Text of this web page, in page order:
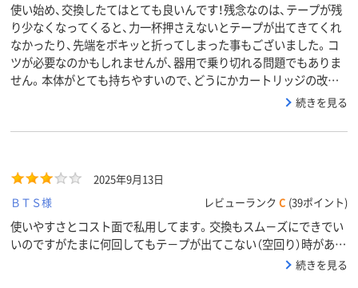
使い始め、交換したてはとても良いんです！残念なのは、テープが残
り少なくなってくると、力一杯押さえないとテープが出てきてくれ
なかったり、先端をボキッと折ってしまった事もございました。コ
ツが必要なのかもしれませんが、器用で乗り切れる問題でもありま
せん。本体がとても持ちやすいので、どうにかカートリッジの改…
続きを見る
2025年9月13日
ＢＴＳ様
レビューランク C (39ポイント)
使いやすさとコスト面で私用してます。交換もスム－ズにできでい
いのですがたまに何回してもテ－プが出てこない（空回り）時があり
ます。紙質によって違うのかなぁと思ったりもしますが 続きを見る